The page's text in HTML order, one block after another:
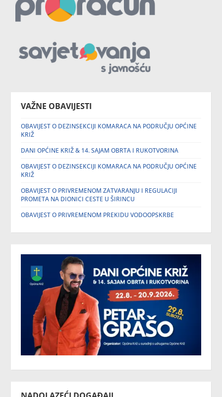
VAŽNE OBAVIJESTI
OBAVIJEST O DEZINSEKCIJI KOMARACA NA PODRUČJU OPĆINE
KRIŽ
DANI OPĆINE KRIŽ & 14. SAJAM OBRTA I RUKOTVORINA
OBAVIJEST O DEZINSEKCIJI KOMARACA NA PODRUČJU OPĆINE
KRIŽ
OBAVIJEST O PRIVREMENOM ZATVARANJU I REGULACIJI
PROMETA NA DIONICI CESTE U ŠIRINCU
OBAVIJEST O PRIVREMENOM PREKIDU VODOOPSKRBE